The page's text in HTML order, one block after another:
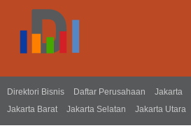
Direktori Bisnis Daftar Perusahaan Jakarta
Jakarta Barat
Jakarta Selatan Jakarta Utara